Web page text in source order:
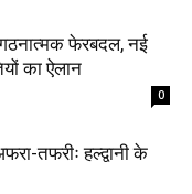
फेरबदल, नई
का ऐलान
0
तफरीः हल्द्वानी के